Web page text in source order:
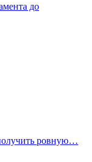
до
ровную…